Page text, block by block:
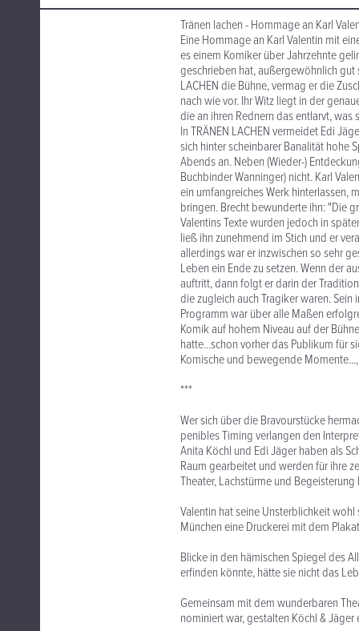
Tränen lachen - Hommage an Karl
Eine Hommage an Karl Valentin mit
es einem Komiker über Jahrzehnte
geschrieben hat, außergewöhnlich
LACHEN die Bühne, vermag er die
nach wie vor. Ihr Witz liegt in der
die an ihren Rednern das entlarvt,
In TRÄNEN LACHEN vermeidet Edi
sich hinter scheinbarer Banalität hohe
Abends an. Neben (Wieder-)
Buchbinder Wanninger) nicht. Karl
ein umfangreiches Werk hinterlassen,
bringen. Brecht bewunderte ihn: "Die
Valentins Texte wurden jedoch in
ließ ihn zunehmend im Stich und er
allerdings war er inzwischen so sehr
Leben ein Ende zu setzen. Wenn der
auftritt, dann folgt er darin der
die zugleich auch Tragiker waren.
Programm war über alle Maßen
Komik auf hohem Niveau auf der
hatte...schon vorher das Publikum für
Komische und bewegende
***
Wer sich über die Bravourstücke
penibles Timing verlangen den
Anita Köchl und Edi Jäger haben als
Raum gearbeitet und werden für ihre
Theater, Lachstürme und
Valentin hat seine Unsterblichkeit
München eine Druckerei mit dem
Blicke in den hämischen Spiegel des
erfinden könnte, hätte sie nicht das
Gemeinsam mit dem wunderbaren
nominiert war, gestalten Köchl &